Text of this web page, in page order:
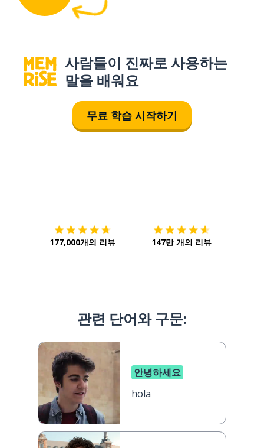
사람들이 진짜로 사용하는
말을 배워요
무료 학습 시작하기
177,000개의 리뷰 147만 개의 리뷰
관련 단어와 구문:
안녕하세요
hola